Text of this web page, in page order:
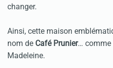
changer.
Ainsi, cette maison
nom de Café Prunier… comme
Madeleine.